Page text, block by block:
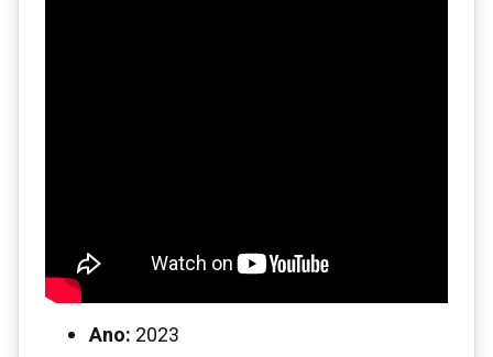
Ano: 2023